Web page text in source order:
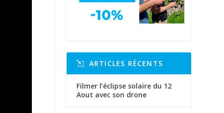
ARTICLES RÉCENTS
Filmer l’éclipse solaire du 12
Aout avec son drone